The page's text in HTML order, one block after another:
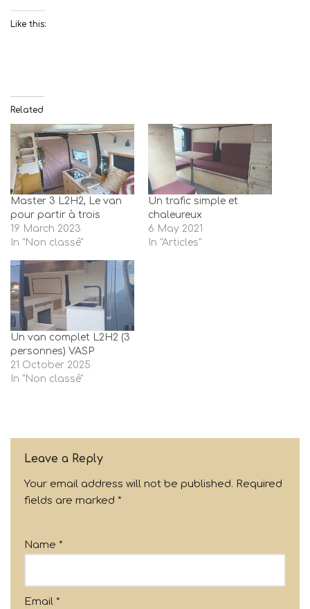
Like this:
Related
Master 3 L2H2, Le van
pour partir à trois
19 March 2023
In "Non classé"
Un trafic simple et
chaleureux
6 May 2021
In "Articles"
Un van complet L2H2 (3
personnes) VASP
21 October 2025
In "Non classé"
Leave a Reply
Your email address will not be published. Required
fields are marked *
Name *
Email *